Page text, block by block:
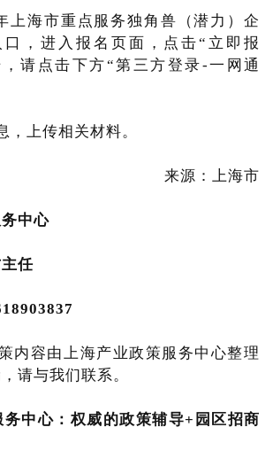
上海市重点服务独角兽（潜力）企
，进入报名页面，点击“立即报
请点击下方“第三方登录-一网通
，上传相关材料。
来源：上海市
中心
主任
内容由上海产业政策服务中心整理
请与我们联系。
务中心 ：权威的政策辅导+园区招商